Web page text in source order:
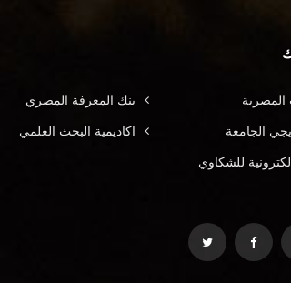
المصرية بنك المعرفة المصري
الجامعة اكاديمية البحث العلمي
للشكاوي